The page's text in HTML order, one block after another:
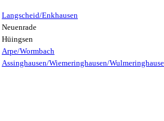
Langscheid/Enkhausen
Neuenrade
Hüingsen
Arpe/Wormbach
Assinghausen/Wiemeringhausen/